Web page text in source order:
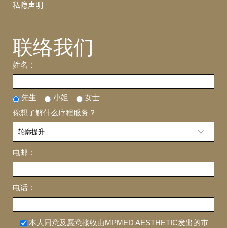
私隐声明
联络我们
姓名：
先生 小姐
女士
你想了解什么疗程服务？
电邮：
电话：
本人同意及愿意接收由MPMED AESTHETIC发出的市